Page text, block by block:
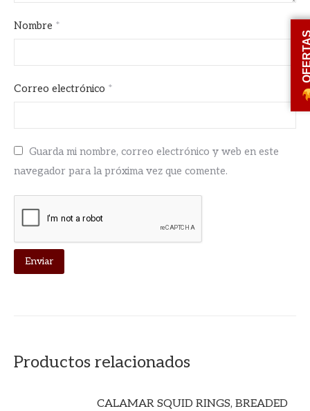
Nombre *
Correo electrónico *
Guarda mi nombre, correo electrónico y web en este
navegador para la próxima vez que comente.
Productos relacionados
CALAMAR SQUID RINGS, BREADED